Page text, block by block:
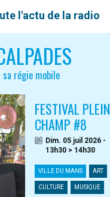
l'actu de la radio
régie mobile
FESTIVAL PLEIN
CHAMP #8
Dim. 05 juil 2026 -
13h30 > 14h30
VILLE DU MANS ART
CULTURE MUSIQUE